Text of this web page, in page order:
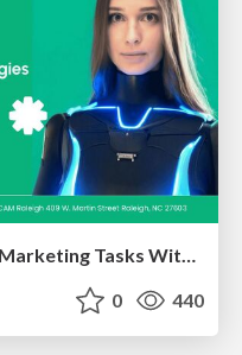
Kristin Tynski - Automating Marketing Tasks With AI
0 440